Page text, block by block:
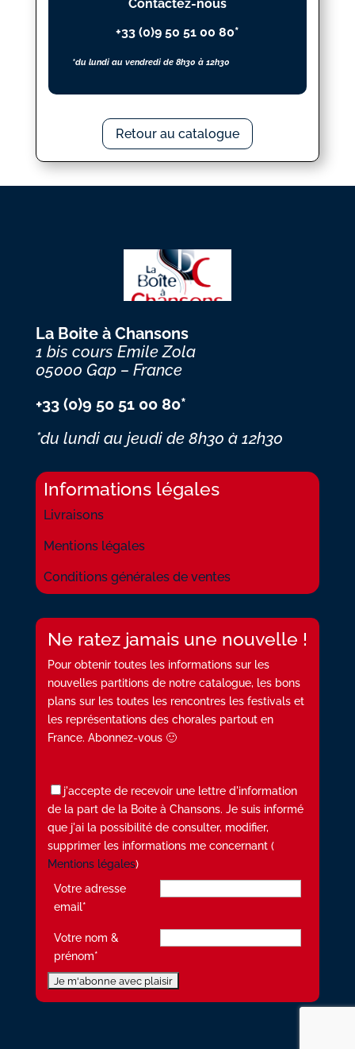
Contactez-nous
+33 (0)9 50 51 00 80*
*du lundi au vendredi de 8h30 à 12h30
Retour au catalogue
La Boite à Chansons
1 bis cours Emile Zola
05000 Gap – France
+33 (0)9 50 51 00 80*
*du lundi au jeudi de 8h30 à 12h30
Informations légales
Livraisons
Mentions légales
Conditions générales de ventes
Ne ratez jamais une nouvelle !
Pour obtenir toutes les informations sur les
nouvelles partitions de notre catalogue, les bons
plans sur les toutes les rencontres les festivals et
les représentations des chorales partout en
France. Abonnez-vous 🙂
j'accepte de recevoir une lettre d'information
de la part de la Boite à Chansons. Je suis informé
que j'ai la possibilité de consulter, modifier,
supprimer les informations me concernant (
Mentions légales)
Votre adresse
email*
Votre nom &
prénom*